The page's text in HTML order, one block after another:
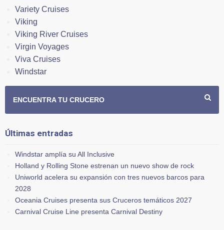
Variety Cruises
Viking
Viking River Cruises
Virgin Voyages
Viva Cruises
Windstar
ENCUENTRA TU CRUCERO
Últimas entradas
Windstar amplía su All Inclusive
Holland y Rolling Stone estrenan un nuevo show de rock
Uniworld acelera su expansión con tres nuevos barcos para
2028
Oceania Cruises presenta sus Cruceros temáticos 2027
Carnival Cruise Line presenta Carnival Destiny